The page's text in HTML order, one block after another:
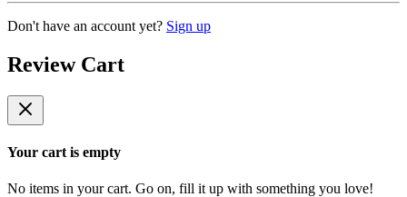
Don't have an account yet? Sign up
Review Cart
Your cart is empty
No items in your cart. Go on, fill it up with something you love!